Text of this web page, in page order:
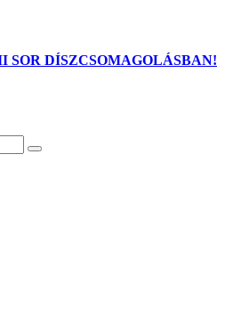
SOR DÍSZCSOMAGOLÁSBAN!